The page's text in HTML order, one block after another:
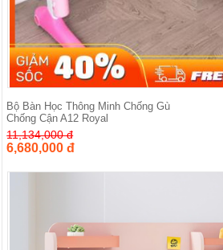
Bộ Bàn Học Thông Minh Chống Gù
Chống Cận A12 Royal
11,134,000 đ
6,680,000 đ